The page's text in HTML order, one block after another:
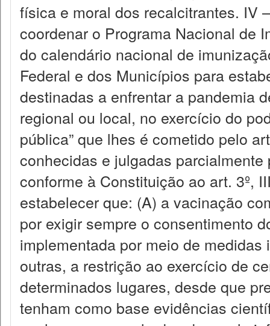
física e moral dos recalcitrantes. IV
coordenar o Programa Nacional de
do calendário nacional de
Federal e dos Municípios para
destinadas a enfrentar a pandemia
regional ou local, no exercício do
pública” que lhes é cometido pelo
conhecidas e julgadas
conforme à Constituição ao art. 3º,
estabelecer que: (A) a vacinação
por exigir sempre o consentimento
implementada por meio de
outras, a restrição ao exercício de
determinados lugares, desde que
tenham como base evidências